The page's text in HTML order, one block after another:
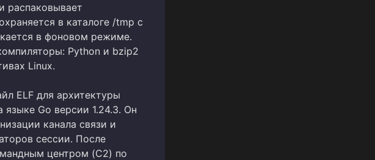
распаковывает
в каталоге /tmp с
в фоновом режиме.
Python и bzip2
Linux.
ELF для архитектуры
языке Go версии 1.24.3. Он
канала связи и
сессии. После
центром (C2) по